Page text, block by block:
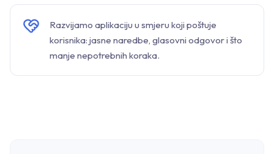
Razvijamo aplikaciju u smjeru koji poštuje
korisnika: jasne naredbe, glasovni odgovor i što
manje nepotrebnih koraka.